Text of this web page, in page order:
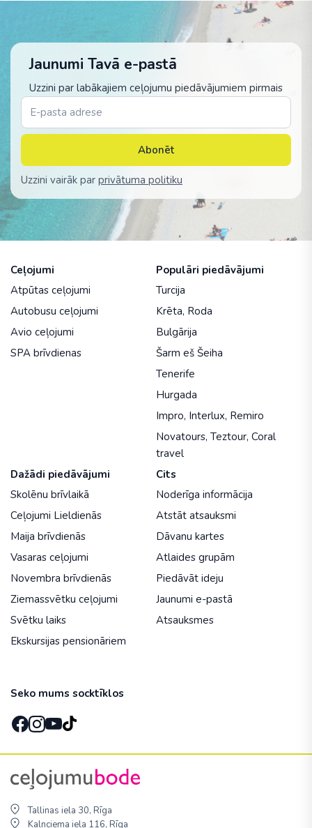
Jaunumi Tavā e-pastā
Uzzini par labākajiem ceļojumu piedāvājumiem pirmais
Abonēt
Uzzini vairāk par privātuma politiku
Ceļojumi
Atpūtas ceļojumi
Autobusu ceļojumi
Avio ceļojumi
SPA brīvdienas
Populāri piedāvājumi
Turcija
Krēta, Roda
Bulgārija
Šarm eš Šeiha
Tenerife
Hurgada
Impro, Interlux, Remiro
Novatours, Teztour, Coral
travel
Dažādi piedāvājumi
Skolēnu brīvlaikā
Ceļojumi Lieldienās
Maija brīvdienās
Vasaras ceļojumi
Novembra brīvdienās
Ziemassvētku ceļojumi
Svētku laiks
Ekskursijas pensionāriem
Cits
Noderīga informācija
Atstāt atsauksmi
Dāvanu kartes
Atlaides grupām
Piedāvāt ideju
Jaunumi e-pastā
Atsauksmes
Seko mums socktīklos
Tallinas iela 30, Rīga
Kalnciema iela 116, Rīga